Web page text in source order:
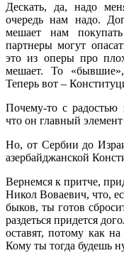
Дескать, да, надо
очередь нам надо.
мешает нам
партнеры могут
это из оперы про
мешает. То
Теперь вот –
Почему-то с радостью
что он главный
Но, от Сербии до
азербайджанской
Вернемся к притче,
Никол Воваевич, что,
быков, ты готов
раздеться придется
оставят, потому как
Кому ты тогда будешь